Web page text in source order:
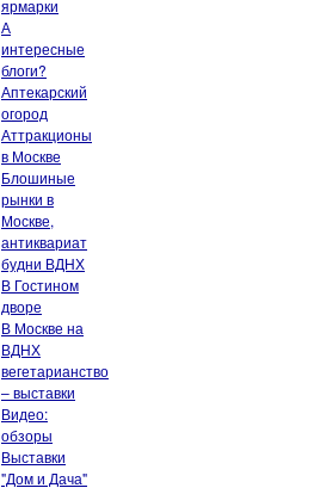
ярмарки
А
интересные
блоги?
Аптекарский
огород
Аттракционы
в Москве
Блошиные
рынки в
Москве,
антиквариат
будни ВДНХ
В Гостином
дворе
В Москве на
ВДНХ
вегетарианство
– выставки
Видео:
обзоры
Выставки
"Дом и Дача"